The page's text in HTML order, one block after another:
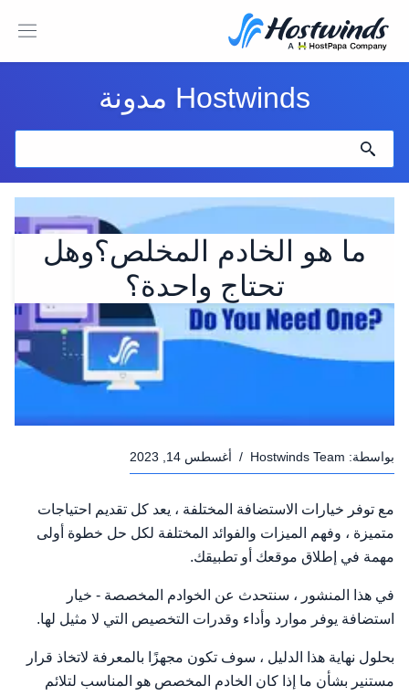
Hostwinds مدونة
ما هو الخادم المخلص؟وهل
تحتاج واحدة؟
بواسطة: Hostwinds Team
/ أغسطس 14, 2023
مع توفر خيارات الاستضافة المختلفة ، يعد كل تقديم احتياجات
متميزة ، وفهم الميزات والفوائد المختلفة لكل حل خطوة أولى
مهمة في إطلاق موقعك أو تطبيقك.
في هذا المنشور ، سنتحدث عن الخوادم المخصصة - خيار
استضافة يوفر موارد وأداء وقدرات التخصيص التي لا مثيل لها.
بحلول نهاية هذا الدليل ، سوف تكون مجهزًا بالمعرفة لاتخاذ قرار
مستنير بشأن ما إذا كان الخادم المخصص هو المناسب لتلائم